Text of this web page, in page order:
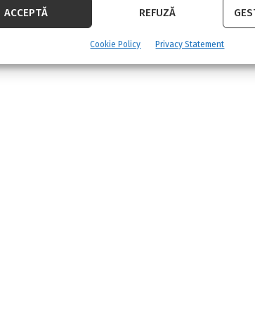
ACCEPTĂ REFUZĂ
Cookie Policy Privacy Statement